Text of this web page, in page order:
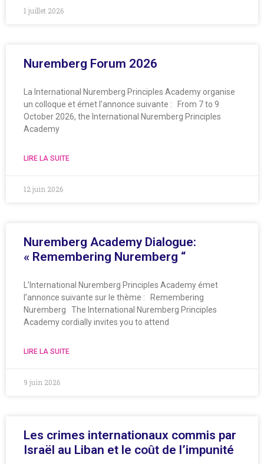
1 juillet 2026
Nuremberg Forum 2026
La International Nuremberg Principles Academy organise
un colloque et émet l’annonce suivante : From 7 to 9
October 2026, the International Nuremberg Principles
Academy
LIRE LA SUITE
12 juin 2026
Nuremberg Academy Dialogue:
« Remembering Nuremberg “
L’International Nuremberg Principles Academy émet
l’annonce suivante sur le thème : Remembering
Nuremberg The International Nuremberg Principles
Academy cordially invites you to attend
LIRE LA SUITE
9 juin 2026
Les crimes internationaux commis par
Israël au Liban et le coût de l’impunité